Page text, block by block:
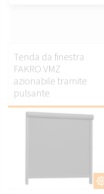
PERSONALIZZARE.
Tenda da finestra
FAKRO VMZ
azionabile tramite
pulsante